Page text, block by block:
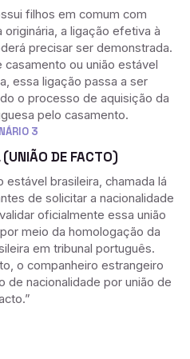
filhos em comum com
a ligação efetiva à
precisar ser demonstrada.
ou união estável
essa ligação passa a ser
o processo de aquisição da
pelo casamento.
3
(UNIÃO DE FACTO)
estável brasileira, chamada lá
de solicitar a nacionalidade
oficialmente essa união
meio da homologação da
em tribunal português.
o companheiro estrangeiro
de nacionalidade por união de